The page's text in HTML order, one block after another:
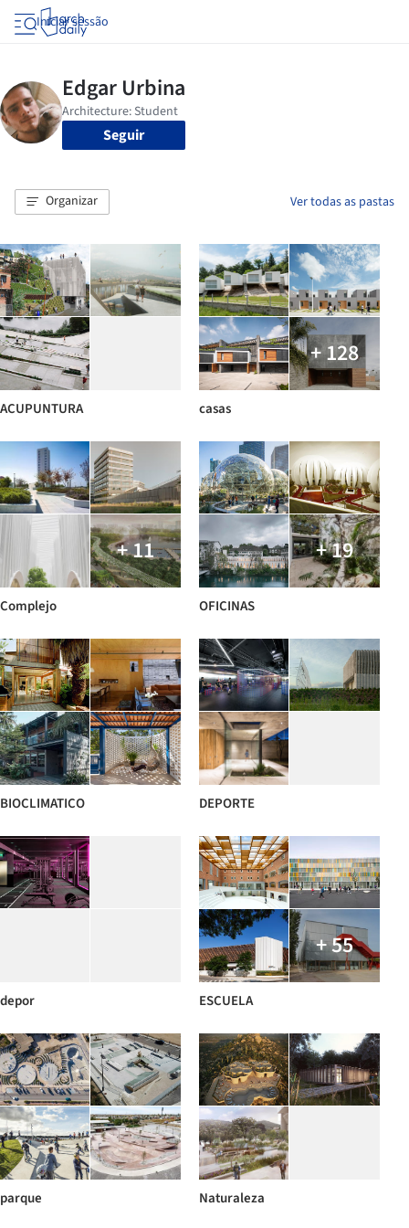
Iniciar sessão
Seguir
Organizar Ver todas as pastas
ACUPUNTURA
+ 128
casas
+ 11
Complejo
+ 19
OFICINAS
BIOCLIMATICO DEPORTE
depor
+ 55
ESCUELA
parque Naturaleza